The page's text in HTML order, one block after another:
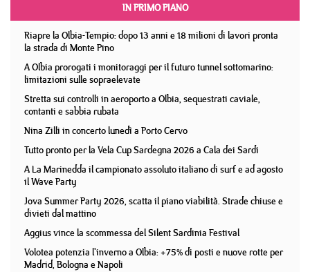
IN PRIMO PIANO
Riapre la Olbia-Tempio: dopo 13 anni e 18 milioni di lavori pronta
la strada di Monte Pino
A Olbia prorogati i monitoraggi per il futuro tunnel sottomarino:
limitazioni sulle sopraelevate
Stretta sui controlli in aeroporto a Olbia, sequestrati caviale,
contanti e sabbia rubata
Nina Zilli in concerto lunedì a Porto Cervo
Tutto pronto per la Vela Cup Sardegna 2026 a Cala dei Sardi
A La Marinedda il campionato assoluto italiano di surf e ad agosto
il Wave Party
Jova Summer Party 2026, scatta il piano viabilità. Strade chiuse e
divieti dal mattino
Aggius vince la scommessa del Silent Sardinia Festival
Volotea potenzia l'inverno a Olbia: +75% di posti e nuove rotte per
Madrid, Bologna e Napoli